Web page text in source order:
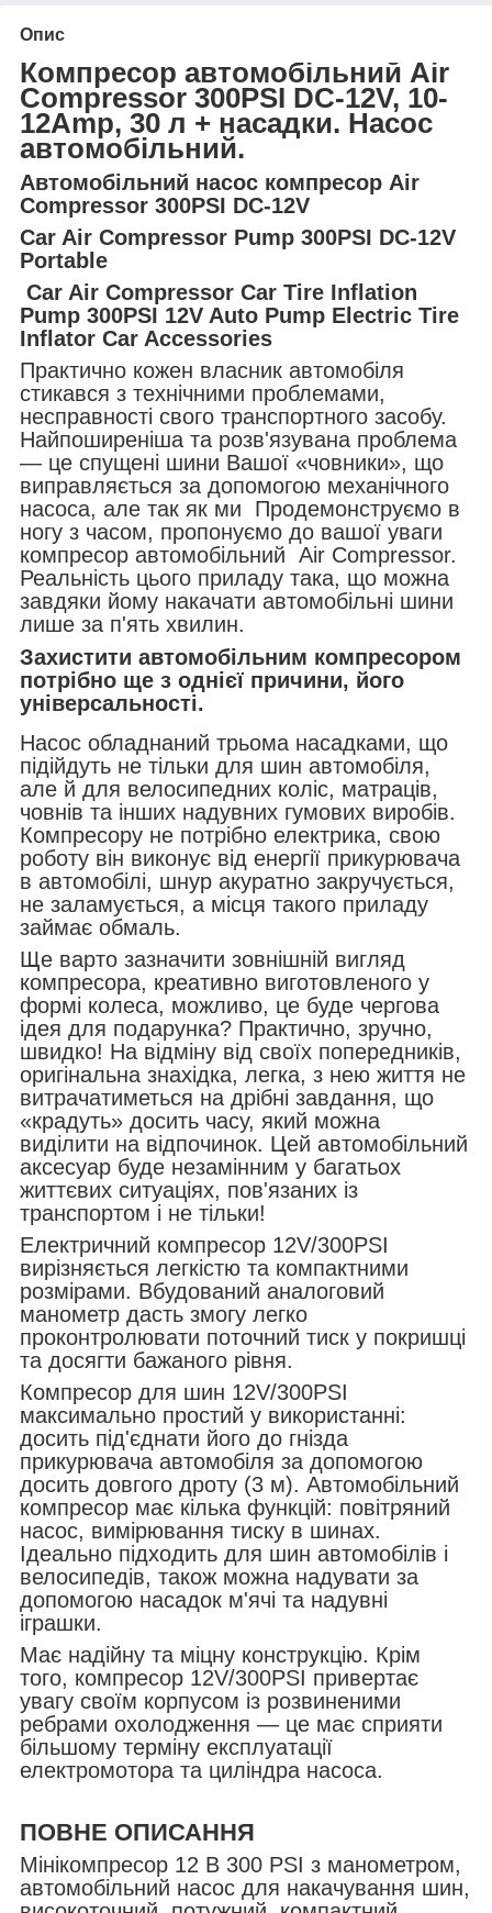
Опис
Компресор автомобільний Air
Compressor 300PSI DC-12V, 10-
12Amp, 30 л + насадки. Насос
автомобільний.
Автомобільний насос компресор Air
Compressor 300PSI DC-12V
Car Air Compressor Pump 300PSI DC-12V
Portable
Car Air Compressor Car Tire Inflation
Pump 300PSI 12V Auto Pump Electric Tire
Inflator Car Accessories
Практично кожен власник автомобіля
стикався з технічними проблемами,
несправності свого транспортного засобу.
Найпоширеніша та розв'язувана проблема
— це спущені шини Вашої «човники», що
виправляється за допомогою механічного
насоса, але так як ми Продемонструємо в
ногу з часом, пропонуємо до вашої уваги
компресор автомобільний Air Compressor.
Реальність цього приладу така, що можна
завдяки йому накачати автомобільні шини
лише за п'ять хвилин.
Захистити автомобільним компресором
потрібно ще з однієї причини, його
універсальності.
Насос обладнаний трьома насадками, що
підійдуть не тільки для шин автомобіля,
але й для велосипедних коліс, матраців,
човнів та інших надувних гумових виробів.
Компресору не потрібно електрика, свою
роботу він виконує від енергії прикурювача
в автомобілі, шнур акуратно закручується,
не заламується, а місця такого приладу
займає обмаль.
Ще варто зазначити зовнішній вигляд
компресора, креативно виготовленого у
формі колеса, можливо, це буде чергова
ідея для подарунка? Практично, зручно,
швидко! На відміну від своїх попередників,
оригінальна знахідка, легка, з нею життя не
витрачатиметься на дрібні завдання, що
«крадуть» досить часу, який можна
виділити на відпочинок. Цей автомобільний
аксесуар буде незамінним у багатьох
життєвих ситуаціях, пов'язаних із
транспортом і не тільки!
Електричний компресор 12V/300PSI
вирізняється легкістю та компактними
розмірами. Вбудований аналоговий
манометр дасть змогу легко
проконтролювати поточний тиск у покришці
та досягти бажаного рівня.
Компресор для шин 12V/300PSI
максимально простий у використанні:
досить під'єднати його до гнізда
прикурювача автомобіля за допомогою
досить довгого дроту (3 м). Автомобільний
компресор має кілька функцій: повітряний
насос, вимірювання тиску в шинах.
Ідеально підходить для шин автомобілів і
велосипедів, також можна надувати за
допомогою насадок м'ячі та надувні
іграшки.
Має надійну та міцну конструкцію. Крім
того, компресор 12V/300PSI привертає
увагу своїм корпусом із розвиненими
ребрами охолодження — це має сприяти
більшому терміну експлуатації
електромотора та циліндра насоса.
ПОВНЕ ОПИСАННЯ
Мінікомпресор 12 В 300 PSI з манометром,
автомобільний насос для накачування шин,